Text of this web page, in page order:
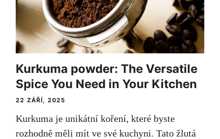
Kurkuma powder: The Versatile
Spice You Need in Your Kitchen
22 ZÁŘÍ, 2025
Kurkuma je unikátní koření, které byste
rozhodně měli mít ve své kuchyni. Tato žlutá